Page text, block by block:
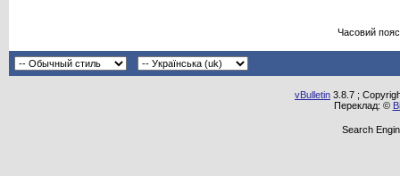
Часовий
vBulletin 3.8.7 ;
Переклад: ©
Search